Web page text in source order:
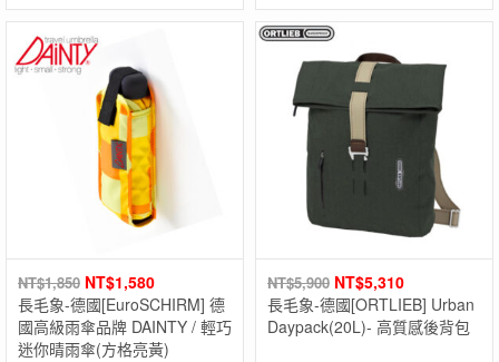
NT$1,850 NT$1,580
長毛象-德國[EuroSCHIRM] 德
國高級雨傘品牌 DAINTY / 輕巧
迷你晴雨傘(方格亮黃)
NT$5,900 NT$5,310
長毛象-德國[ORTLIEB] Urban
Daypack(20L)- 高質感後背包